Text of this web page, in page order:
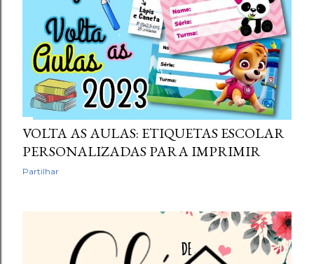
VOLTA AS AULAS: ETIQUETAS ESCOLAR
PERSONALIZADAS PARA IMPRIMIR
Partilhar